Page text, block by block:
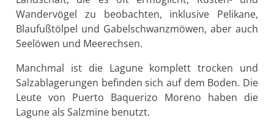
Wandervögel zu beobachten, inklusive Pelikane,
Blaufußtölpel und Gabelschwanzmöwen, aber auch
Seelöwen und Meerechsen.
Manchmal ist die Lagune komplett trocken und
Salzablagerungen befinden sich auf dem Boden. Die
Leute von Puerto Baquerizo Moreno haben die
Lagune als Salzmine benutzt.